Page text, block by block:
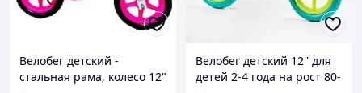
Велобег детский -
стальная рама, колесо 12"
Велобег детский 12'' для
детей 2-4 года на рост 80-